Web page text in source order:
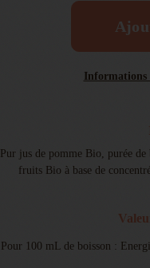
Informations
Pur jus de pomme Bio, purée
fruits Bio à base de
Pour 100 mL de boisson :